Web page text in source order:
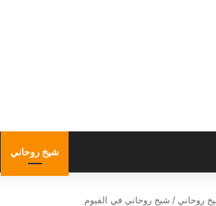
شيخ روحاني
روحاني / شيخ روحاني في الفيوم